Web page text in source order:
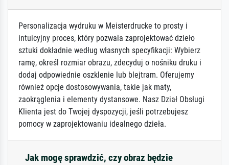
Personalizacja wydruku w Meisterdrucke to prosty i
intuicyjny proces, który pozwala zaprojektować dzieło
sztuki dokładnie według własnych specyfikacji: Wybierz
ramę, określ rozmiar obrazu, zdecyduj o nośniku druku i
dodaj odpowiednie oszklenie lub blejtram. Oferujemy
również opcje dostosowywania, takie jak maty,
zaokrąglenia i elementy dystansowe. Nasz Dział Obsługi
Klienta jest do Twojej dyspozycji, jeśli potrzebujesz
pomocy w zaprojektowaniu idealnego dzieła.
Jak mogę sprawdzić, czy obraz będzie